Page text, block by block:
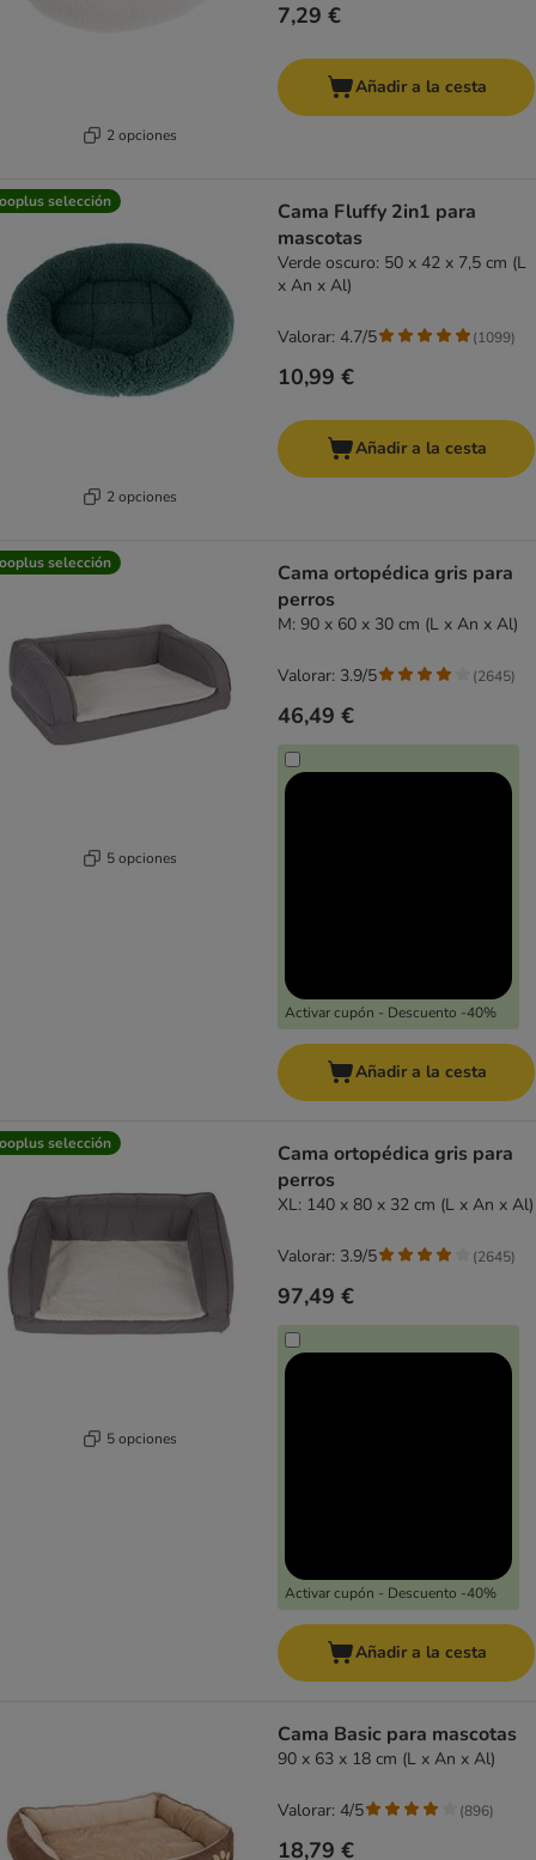
2 opciones
7,29 €
Añadir a la cesta
selección
2 opciones
Cama Fluffy 2in1 para
mascotas
Verde oscuro: 50 x 42 x 7,5 cm (L
x An x Al)
10,99 €
Valorar: 4.7/5 (1099)
Añadir a la cesta
selección
5 opciones
Cama ortopédica gris para
perros
M: 90 x 60 x 30 cm (L x An x Al)
46,49 €
Activar cupón - Descuento -40%
Valorar: 3.9/5 (2645)
Añadir a la cesta
selección
5 opciones
Cama ortopédica gris para
perros
XL: 140 x 80 x 32 cm (L x An x Al)
97,49 €
Activar cupón - Descuento -40%
Valorar: 3.9/5 (2645)
Añadir a la cesta
Cama Basic para mascotas
90 x 63 x 18 cm (L x An x Al)
18,79 €
Valorar: 4/5 (896)